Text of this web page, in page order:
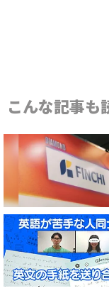
こんな記事も